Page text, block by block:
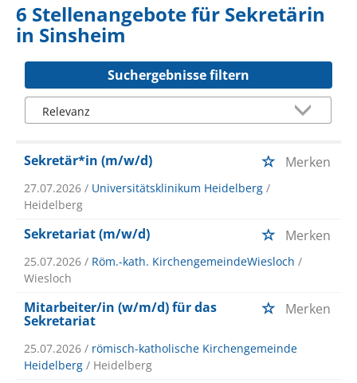
6 Stellenangebote für Sekretärin
in Sinsheim
Suchergebnisse filtern
Sekretär*in (m/w/d) Merken
27.07.2026 / Universitätsklinikum Heidelberg /
Heidelberg
Sekretariat (m/w/d) Merken
25.07.2026 / Röm.-kath. KirchengemeindeWiesloch /
Wiesloch
Mitarbeiter/in (w/m/d) für das
Sekretariat
Merken
25.07.2026 / römisch-katholische Kirchengemeinde
Heidelberg / Heidelberg